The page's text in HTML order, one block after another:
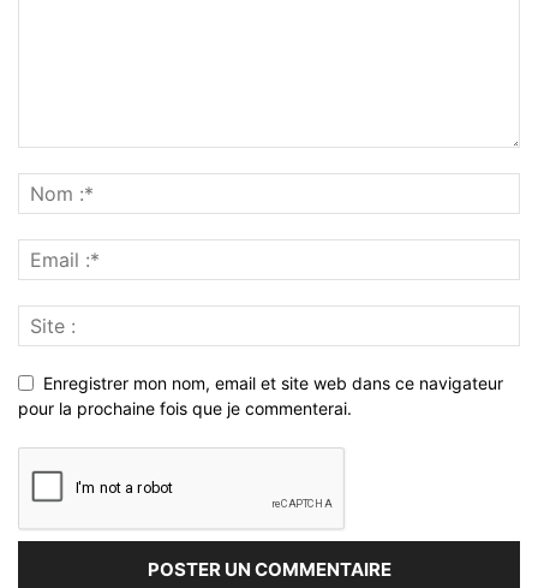
Enregistrer mon nom, email et site web dans ce navigateur
pour la prochaine fois que je commenterai.